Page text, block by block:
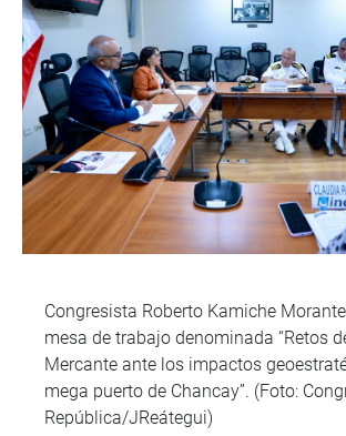
Congresista Roberto Kamiche
mesa de trabajo denominada “Retos
Mercante ante los impactos
mega puerto de Chancay”. (Foto:
República/JReátegui)